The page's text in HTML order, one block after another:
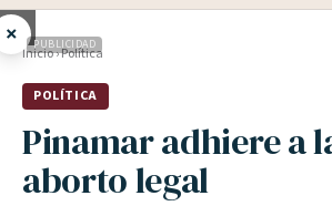
× PUBLICIDAD
Inicio›Política
POLÍTICA
Pinamar adhiere a
aborto legal